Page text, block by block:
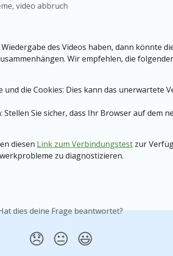
video abbruch
des Videos haben, dann könnte
Wir empfehlen, die
und die Cookies: Dies kann das unerwartete
Sie sicher, dass Ihr Browser auf dem
diesen Link zum Verbindungstest zur
zu diagnostizieren.
dies deine Frage beantwortet?
😞 😐 😃